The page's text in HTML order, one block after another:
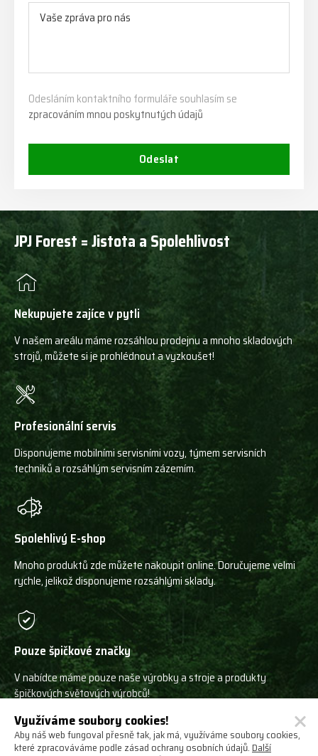
Odesláním kontaktního formuláře souhlasím se
zpracováním mnou poskytnutých údajů
Odeslat
JPJ Forest = Jistota a Spolehlivost
Nekupujete zajíce v pytli
V našem areálu máme rozsáhlou prodejnu a mnoho skladových
strojů, můžete si je prohlédnout a vyzkoušet!
Profesionální servis
Disponujeme mobilními servisními vozy, týmem servisních
techniků a rozsáhlým servisním zázemím.
Spolehlivý E-shop
Mnoho produktů zde můžete nakoupit online. Doručujeme velmi
rychle, jelikož disponujeme rozsáhlými sklady.
Pouze špičkové značky
V nabídce máme pouze naše výrobky a stroje a produkty
špičkových světových výrobců!
Využíváme soubory cookies!
Aby náš web fungoval přesně tak, jak má, využíváme soubory cookies,
které zpracováváme podle zásad ochrany osobních údajů.Další